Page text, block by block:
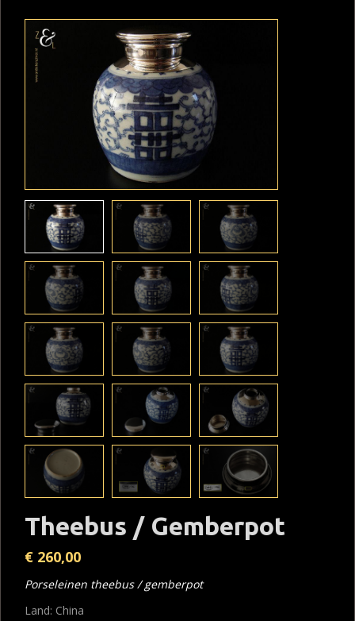
Theebus / Gemberpot
€ 260,00
Porseleinen theebus / gemberpot
Land: China